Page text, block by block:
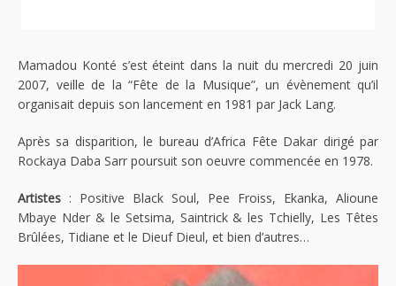
Mamadou Konté s’est éteint dans la nuit du mercredi 20 juin
2007, veille de la “Fête de la Musique”, un évènement qu’il
organisait depuis son lancement en 1981 par Jack Lang.
Après sa disparition, le bureau d’Africa Fête Dakar dirigé par
Rockaya Daba Sarr poursuit son oeuvre commencée en 1978.
Artistes : Positive Black Soul, Pee Froiss, Ekanka, Alioune
Mbaye Nder & le Setsima, Saintrick & les Tchielly, Les Têtes
Brûlées, Tidiane et le Dieuf Dieul, et bien d’autres…